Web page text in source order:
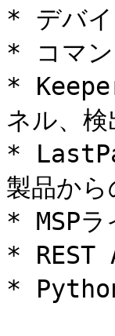
* デバ
* コマン
*
ネル、
*
製品から
* MSPラ
* REST
*